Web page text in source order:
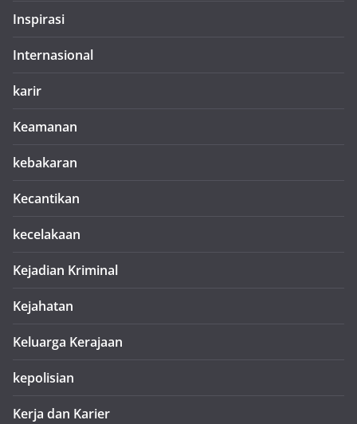
Inspirasi
Internasional
karir
Keamanan
kebakaran
Kecantikan
kecelakaan
Kejadian Kriminal
Kejahatan
Keluarga Kerajaan
kepolisian
Kerja dan Karier